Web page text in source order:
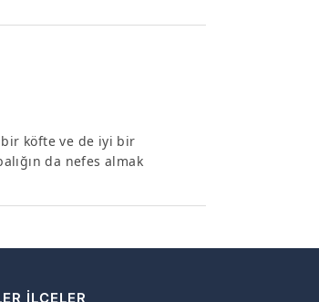
köfte ve de iyi bir
da nefes almak
İLÇELER